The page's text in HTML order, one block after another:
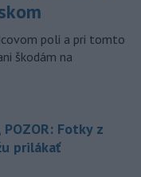
poli a pri tomto
škodám na
POZOR: Fotky z
prilákať